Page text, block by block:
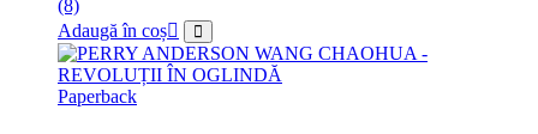
(8)
Adaugă în coș
Paperback